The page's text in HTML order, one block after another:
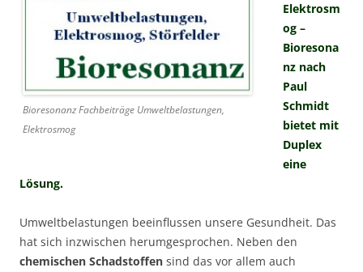
Bioresonanz Fachbeiträge Umweltbelastungen,
Elektrosmog
Elektrosm
og –
Bioresona
nz nach
Paul
Schmidt
bietet mit
Duplex
eine
Lösung.
Umweltbelastungen beeinflussen unsere Gesundheit. Das
hat sich inzwischen herumgesprochen. Neben den
chemischen Schadstoffen sind das vor allem auch